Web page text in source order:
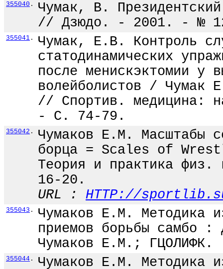
355040 .
Чумак, В.
// Дзюдо. - 2001. - №
355041 .
Чумак, Е.В. Контроль
статодинамических
после менискэктомии у
волейболистов /
// Спортив. медицина:
- С. 74-79.
355042 .
Чумаков Е.М. Масштабы
борца = Scales of
Теория и практика
16-20.
URL : HTTP://
355043 .
Чумаков Е.М. Методика
приемов борьбы
Чумаков Е.М.;
355044 .
Чумаков Е.М. Методика